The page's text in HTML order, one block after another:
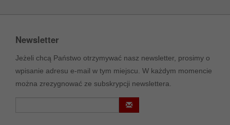
Newsletter
Jeżeli chcą Państwo otrzymywać nasz newsletter, prosimy o
wpisanie adresu e-mail w tym miejscu. W każdym momencie
można zrezygnować ze subskrypcji newslettera.